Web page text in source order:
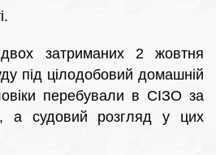
затриманих 2 жовтня
під цілодобовий домашній
перебували в СІЗО за
а судовий розгляд у цих